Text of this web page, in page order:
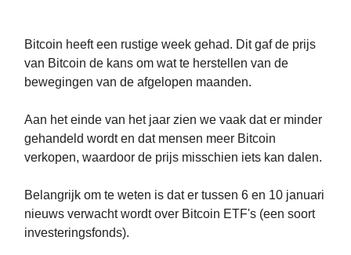
Bitcoin heeft een rustige week gehad. Dit gaf de prijs
van Bitcoin de kans om wat te herstellen van de
bewegingen van de afgelopen maanden.
Aan het einde van het jaar zien we vaak dat er minder
gehandeld wordt en dat mensen meer Bitcoin
verkopen, waardoor de prijs misschien iets kan dalen.
Belangrijk om te weten is dat er tussen 6 en 10 januari
nieuws verwacht wordt over Bitcoin ETF's (een soort
investeringsfonds).